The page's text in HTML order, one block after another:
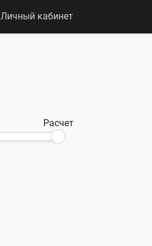
Личный кабинет
Расчет